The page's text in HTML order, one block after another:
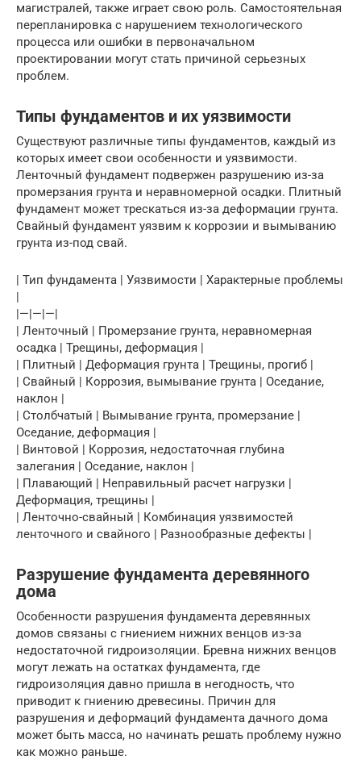
магистралей, также играет свою роль. Самостоятельная
перепланировка с нарушением технологического
процесса или ошибки в первоначальном
проектировании могут стать причиной серьезных
проблем.
Типы фундаментов и их уязвимости
Существуют различные типы фундаментов, каждый из
которых имеет свои особенности и уязвимости.
Ленточный фундамент подвержен разрушению из-за
промерзания грунта и неравномерной осадки. Плитный
фундамент может трескаться из-за деформации грунта.
Свайный фундамент уязвим к коррозии и вымыванию
грунта из-под свай.
| Тип фундамента | Уязвимости | Характерные проблемы
|
|—|—|—|
| Ленточный | Промерзание грунта, неравномерная
осадка | Трещины, деформация |
| Плитный | Деформация грунта | Трещины, прогиб |
| Свайный | Коррозия, вымывание грунта | Оседание,
наклон |
| Столбчатый | Вымывание грунта, промерзание |
Оседание, деформация |
| Винтовой | Коррозия, недостаточная глубина
залегания | Оседание, наклон |
| Плавающий | Неправильный расчет нагрузки |
Деформация, трещины |
| Ленточно-свайный | Комбинация уязвимостей
ленточного и свайного | Разнообразные дефекты |
Разрушение фундамента деревянного
дома
Особенности разрушения фундамента деревянных
домов связаны с гниением нижних венцов из-за
недостаточной гидроизоляции. Бревна нижних венцов
могут лежать на остатках фундамента, где
гидроизоляция давно пришла в негодность, что
приводит к гниению древесины. Причин для
разрушения и деформаций фундамента дачного дома
может быть масса, но начинать решать проблему нужно
как можно раньше.